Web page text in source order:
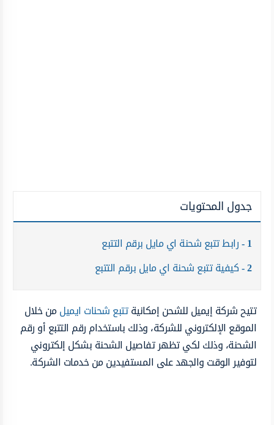
جدول المحتويات
1 رابط تتبع شحنة اي مايل برقم التتبع
2 كيفية تتبع شحنة اي مايل برقم التتبع
تتيح شركة إيميل للشحن إمكانيةتتبع شحنات ايميلمن خلال
الموقع الإلكتروني للشركة، وذلك باستخدام رقم التتبع أو رقم
الشحنة، وذلك لكي تظهر تفاصيل الشحنة بشكل إلكتروني
لتوفير الوقت والجهد على المستفيدين من خدمات الشركة.